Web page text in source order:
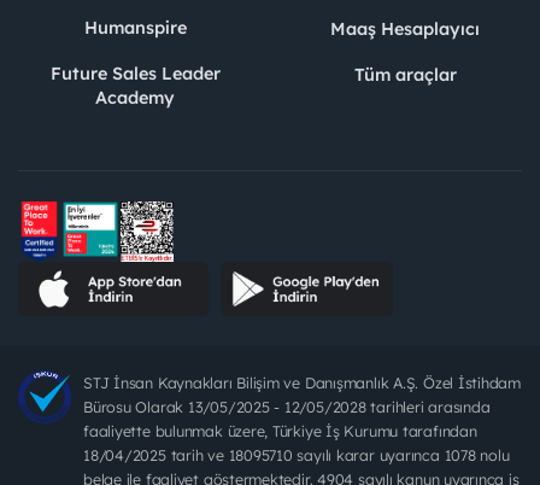
Humanspire
Future Sales Leader
Academy
Maaş Hesaplayıcı
Tüm araçlar
STJ İnsan Kaynakları Bilişim ve Danışmanlık A.Ş. Özel İstihdam
Bürosu Olarak 13/05/2025 - 12/05/2028 tarihleri arasında
faaliyette bulunmak üzere, Türkiye İş Kurumu tarafından
18/04/2025 tarih ve 18095710 sayılı karar uyarınca 1078 nolu
belge ile faaliyet göstermektedir. 4904 sayılı kanun uyarınca iş